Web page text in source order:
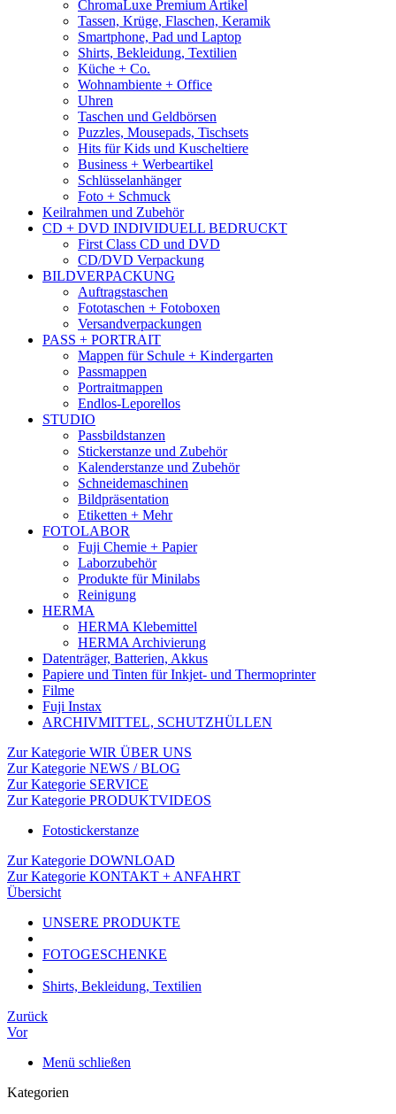
ChromaLuxe Premium Artikel
Tassen, Krüge, Flaschen, Keramik
Smartphone, Pad und Laptop
Shirts, Bekleidung, Textilien
Küche + Co.
Wohnambiente + Office
Uhren
Taschen und Geldbörsen
Puzzles, Mousepads, Tischsets
Hits für Kids und Kuscheltiere
Business + Werbeartikel
Schlüsselanhänger
Foto + Schmuck
Keilrahmen und Zubehör
CD + DVD INDIVIDUELL BEDRUCKT
First Class CD und DVD
CD/DVD Verpackung
BILDVERPACKUNG
Auftragstaschen
Fototaschen + Fotoboxen
Versandverpackungen
PASS + PORTRAIT
Mappen für Schule + Kindergarten
Passmappen
Portraitmappen
Endlos-Leporellos
STUDIO
Passbildstanzen
Stickerstanze und Zubehör
Kalenderstanze und Zubehör
Schneidemaschinen
Bildpräsentation
Etiketten + Mehr
FOTOLABOR
Fuji Chemie + Papier
Laborzubehör
Produkte für Minilabs
Reinigung
HERMA
HERMA Klebemittel
HERMA Archivierung
Datenträger, Batterien, Akkus
Papiere und Tinten für Inkjet- und Thermoprinter
Filme
Fuji Instax
ARCHIVMITTEL, SCHUTZHÜLLEN
Zur Kategorie WIR ÜBER UNS
Zur Kategorie NEWS / BLOG
Zur Kategorie SERVICE
Zur Kategorie PRODUKTVIDEOS
Fotostickerstanze
Zur Kategorie DOWNLOAD
Zur Kategorie KONTAKT + ANFAHRT
Übersicht
UNSERE PRODUKTE
FOTOGESCHENKE
Shirts, Bekleidung, Textilien
Zurück
Vor
Menü schließen
Kategorien